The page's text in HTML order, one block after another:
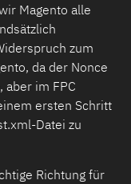
Magento alle
zum
da der Nonce
im FPC
ersten Schritt
Datei zu
Richtung für